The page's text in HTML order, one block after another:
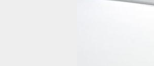
For english, book